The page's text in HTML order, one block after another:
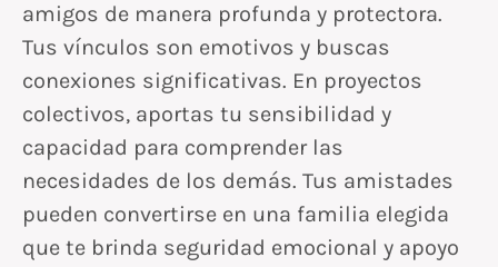
amigos de manera profunda y protectora.
Tus vínculos son emotivos y buscas
conexiones significativas. En proyectos
colectivos, aportas tu sensibilidad y
capacidad para comprender las
necesidades de los demás. Tus amistades
pueden convertirse en una familia elegida
que te brinda seguridad emocional y apoyo